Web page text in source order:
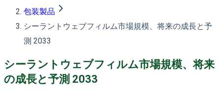
包装製品
シーラントウェブフィルム市場規模、将来の成長と予
測 2033
シーラントウェブフィルム市場規模、将来
の成長と予測 2033